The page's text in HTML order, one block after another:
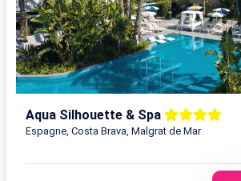
Aqua Silhouette & Spa
Espagne, Costa Brava, Malgrat de Mar